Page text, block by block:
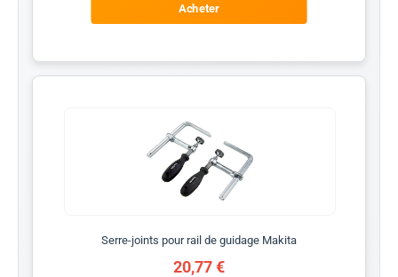
Acheter
Serre-joints pour rail de guidage Makita
20,77 €